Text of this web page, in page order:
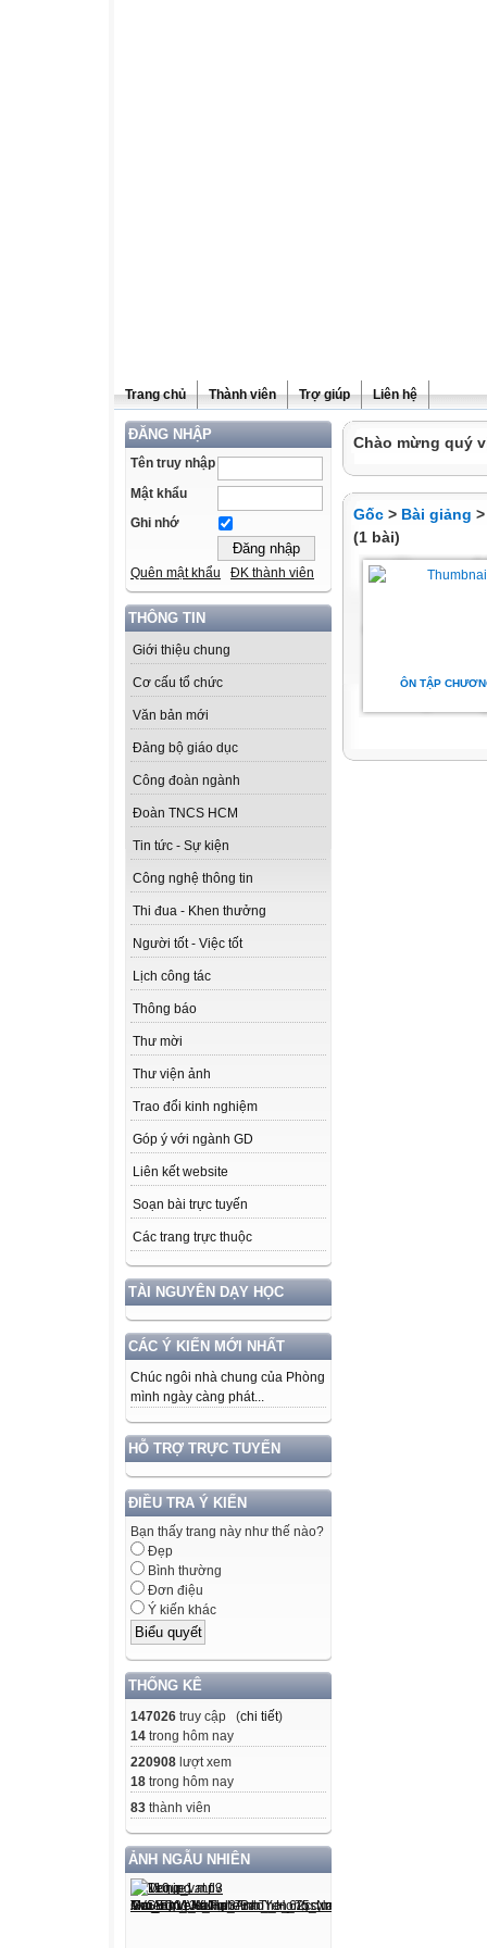
Trang chủ Thành viên Trợ giúp Liên hệ
ĐĂNG NHẬP
Tên truy nhập
Mật khẩu
Ghi nhớ
Quên mật khẩu ĐK thành viên
THÔNG TIN
Giới thiệu chung
Cơ cấu tổ chức
Văn bản mới
Đảng bộ giáo dục
Công đoàn ngành
Đoàn TNCS HCM
Tin tức - Sự kiện
Công nghệ thông tin
Thi đua - Khen thưởng
Người tốt - Việc tốt
Lịch công tác
Thông báo
Thư mời
Thư viện ảnh
Trao đổi kinh nghiệm
Góp ý với ngành GD
Liên kết website
Soạn bài trực tuyến
Các trang trực thuộc
TÀI NGUYÊN DẠY HỌC
CÁC Ý KIẾN MỚI NHẤT
Chúc ngôi nhà chung của Phòng
mình ngày càng phát...
HỖ TRỢ TRỰC TUYẾN
ĐIỀU TRA Ý KIẾN
Bạn thấy trang này như thế nào?
Đẹp
Bình thường
Đơn điệu
Ý kiến khác
THỐNG KÊ
147026 truy cập (chi tiết)
14 trong hôm nay
220908 lượt xem
18 trong hôm nay
83 thành viên
ẢNH NGẪU NHIÊN
Chào mừng quý
Gốc > Bài giảng
(1 bài)
ÔN TẬP